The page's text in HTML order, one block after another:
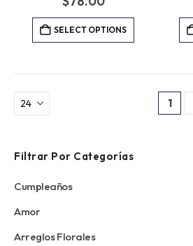
SELECT OPTIONS
1
Filtrar Por Categorías
Cumpleaños
Amor
Arreglos Florales